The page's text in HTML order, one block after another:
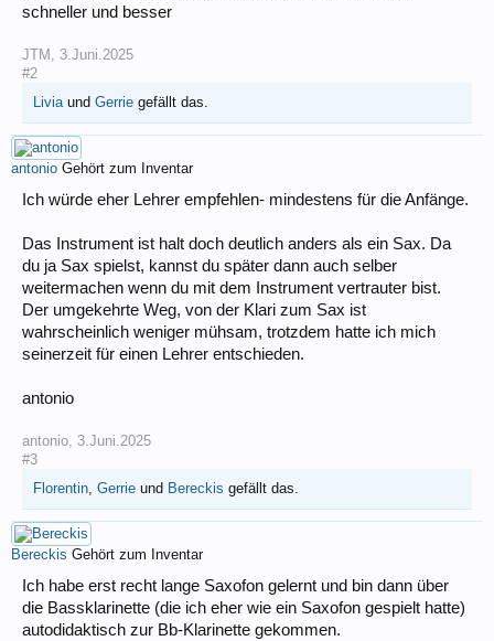
schneller und besser
JTM , 3.Juni.2025
#2
Liviaund Gerrie gefällt das.
antonio Gehört zum Inventar
Ich würde eher Lehrer empfehlen- mindestens für die Anfänge.
Das Instrument ist halt doch deutlich anders als ein Sax. Da
du ja Sax spielst, kannst du später dann auch selber
weitermachen wenn du mit dem Instrument vertrauter bist.
Der umgekehrte Weg, von der Klari zum Sax ist
wahrscheinlich weniger mühsam, trotzdem hatte ich mich
seinerzeit für einen Lehrer entschieden.
antonio
antonio, 3.Juni.2025
#3
Florentin, Gerrie und Bereckis gefällt das.
Bereckis Gehört zum Inventar
Ich habe erst recht lange Saxofon gelernt und bin dann über
die Bassklarinette (die ich eher wie ein Saxofon gespielt hatte)
autodidaktisch zur Bb-Klarinette gekommen.